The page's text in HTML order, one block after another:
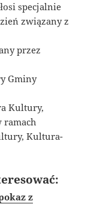
specjalnie
związany z
przez
Gminy
Kultury,
ramach
Kultura-
z